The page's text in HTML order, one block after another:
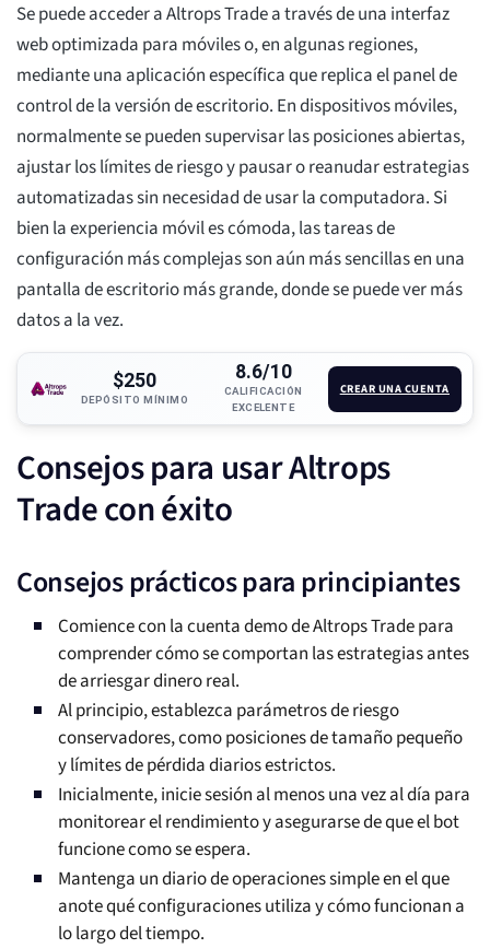
Se puede acceder a Altrops Trade a través de una interfaz
web optimizada para móviles o, en algunas regiones,
mediante una aplicación específica que replica el panel de
control de la versión de escritorio. En dispositivos móviles,
normalmente se pueden supervisar las posiciones abiertas,
ajustar los límites de riesgo y pausar o reanudar estrategias
automatizadas sin necesidad de usar la computadora. Si
bien la experiencia móvil es cómoda, las tareas de
configuración más complejas son aún más sencillas en una
pantalla de escritorio más grande, donde se puede ver más
datos a la vez.
$250
DEPÓSITO MÍNIMO
8.6/10
CALIFICACIÓN
EXCELENTE
CREAR UNA CUENTA
Consejos para usar Altrops
Trade con éxito
Consejos prácticos para principiantes
Comience con la cuenta demo de Altrops Trade para
comprender cómo se comportan las estrategias antes
de arriesgar dinero real.
Al principio, establezca parámetros de riesgo
conservadores, como posiciones de tamaño pequeño
y límites de pérdida diarios estrictos.
Inicialmente, inicie sesión al menos una vez al día para
monitorear el rendimiento y asegurarse de que el bot
funcione como se espera.
Mantenga un diario de operaciones simple en el que
anote qué configuraciones utiliza y cómo funcionan a
lo largo del tiempo.